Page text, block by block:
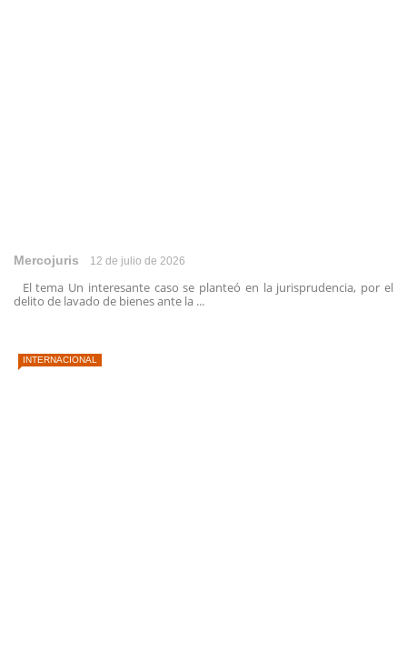
Mercojuris 12 de julio de 2026
El tema Un interesante caso se planteó en la jurisprudencia, por el
delito de lavado de bienes ante la ...
INTERNACIONAL